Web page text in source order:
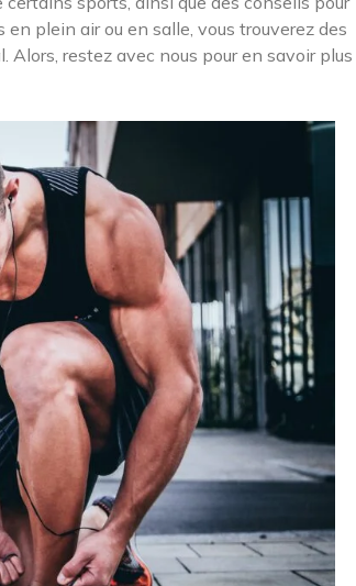
plein air ou en salle, vous trouverez des
restez avec nous pour en savoir plus